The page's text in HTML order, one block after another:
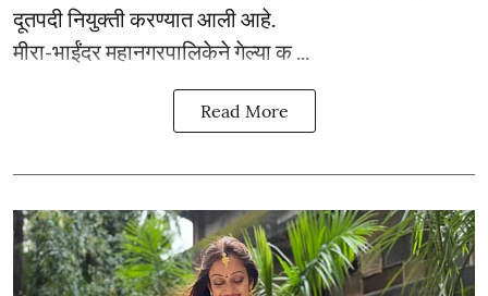
दूतपदी नियुक्ती करण्यात आली आहे.
मीरा-भाईंदर महानगरपालिकेने गेल्या क ...
Read More